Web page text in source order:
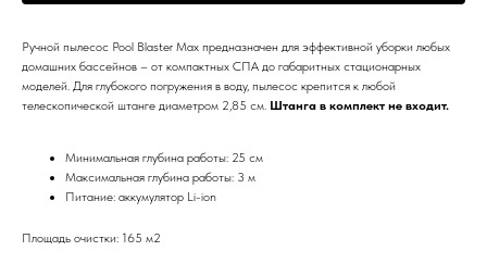
Ручной пылесос Pool Blaster Max предназначен для эффективной уборки любых
домашних бассейнов – от компактных СПА до габаритных стационарных
моделей. Для глубокого погружения в воду, пылесос крепится к любой
телескопической штанге диаметром 2,85 см. Штанга в комплект не входит.
Минимальная глубина работы: 25 см
Максимальная глубина работы: 3 м
Питание: аккумулятор Li-ion
Площадь очистки: 165 м2